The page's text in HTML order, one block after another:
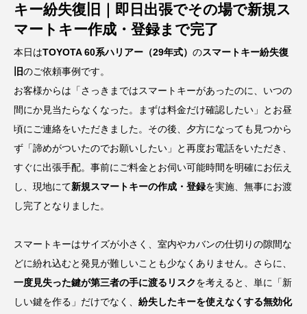
キー紛失復旧｜即日出張でその場で新規ス
マートキー作成・登録まで完了
本日はTOYOTA 60系ハリアー（29年式） のスマートキー紛失復
旧のご依頼事例です。
お客様からは「さっきまではスマートキーがあったのに、いつの
間にか見当たらなくなった。まずは料金だけ確認したい」とお昼
頃にご連絡をいただきました。その後、夕方になっても見つから
ず「諦めがついたのでお願いしたい」と再度お電話をいただき、
すぐに出張手配。事前にご料金とお伺い可能時間を明確にお伝え
し、現地にて新規スマートキーの作成・登録を実施、無事にお渡
し完了となりました。
スマートキーはサイズが小さく、室内やカバンの仕切りの隙間な
どに紛れ込むと発見が難しいことも少なくありません。さらに、
一度見失った鍵が第三者の手に渡るリスクを考えると、単に「新
しい鍵を作る」だけでなく、 紛失したキーを使えなくする無効化